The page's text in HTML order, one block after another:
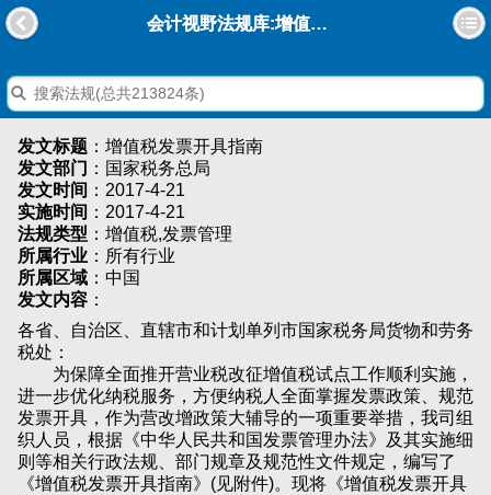
会计视野法规库:增值税发票开具指南
发文标题 ：增值税发票开具指南
发文部门 ：国家税务总局
发文时间 ：2017-4-21
实施时间 ：2017-4-21
法规类型 ：增值税,发票管理
所属行业 ：所有行业
所属区域 ：中国
发文内容 ：
各省、自治区、直辖市和计划单列市国家税务局货物和劳务
税处：
为保障全面推开营业税改征增值税试点工作顺利实施，
进一步优化纳税服务，方便纳税人全面掌握发票政策、规范
发票开具，作为营改增政策大辅导的一项重要举措，我司组
织人员，根据《中华人民共和国发票管理办法》及其实施细
则等相关行政法规、部门规章及规范性文件规定，编写了
《增值税发票开具指南》(见附件)。现将《增值税发票开具